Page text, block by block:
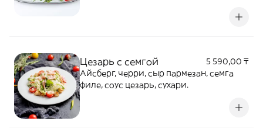
Цезарь с семгой
5 590,00 ₸
Айсберг, черри, сыр пармезан, семга
филе, соус цезарь, сухари.